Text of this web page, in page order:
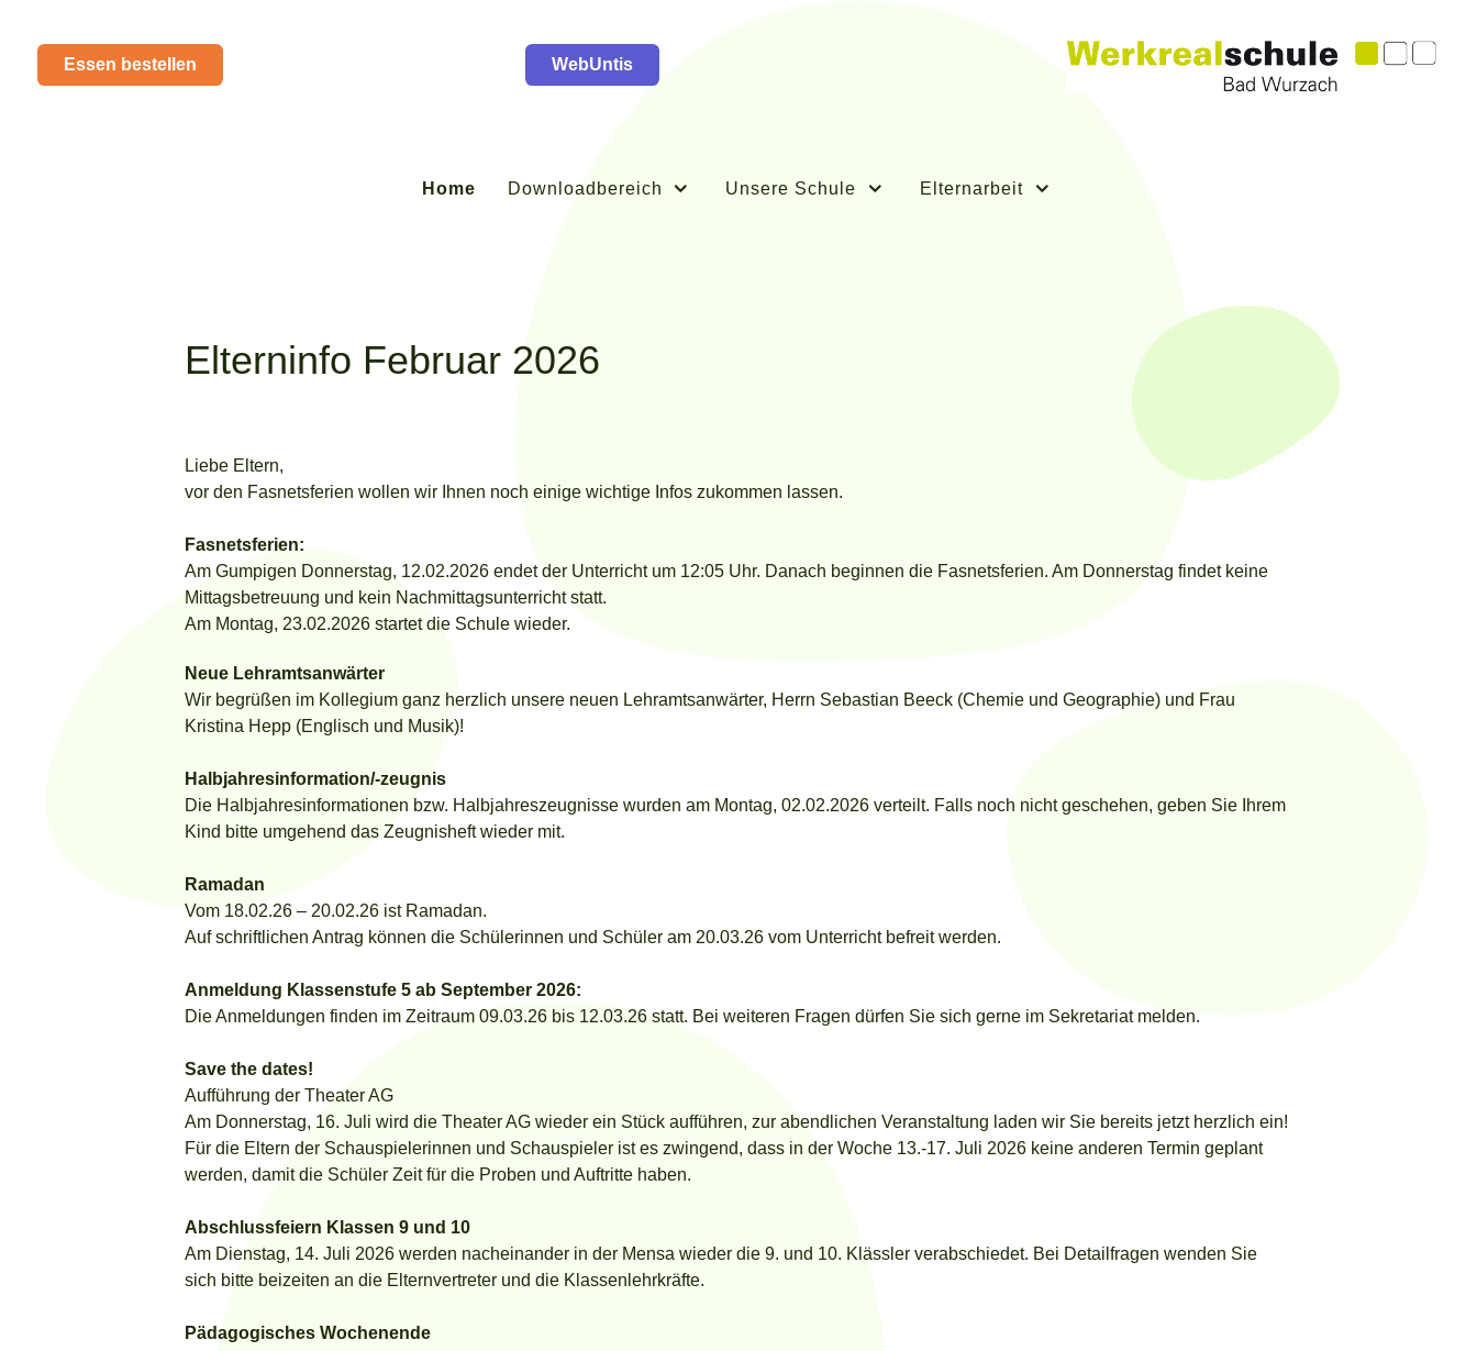
Essen bestellen WebUntis
Home Downloadbereich Unsere Schule Elternarbeit
Elterninfo Februar 2026
Liebe Eltern,
vor den Fasnetsferien wollen wir Ihnen noch einige wichtige Infos zukommen lassen.
Fasnetsferien:
Am Gumpigen Donnerstag, 12.02.2026 endet der Unterricht um 12:05 Uhr. Danach beginnen die Fasnetsferien. Am Donnerstag findet keine
Mittagsbetreuung und kein Nachmittagsunterricht statt.
Am Montag, 23.02.2026 startet die Schule wieder.
Neue Lehramtsanwärter
Wir begrüßen im Kollegium ganz herzlich unsere neuen Lehramtsanwärter, Herrn Sebastian Beeck (Chemie und Geographie) und Frau
Kristina Hepp (Englisch und Musik)!
Halbjahresinformation/-zeugnis
Die Halbjahresinformationen bzw. Halbjahreszeugnisse wurden am Montag, 02.02.2026 verteilt. Falls noch nicht geschehen, geben Sie Ihrem
Kind bitte umgehend das Zeugnisheft wieder mit.
Ramadan
Vom 18.02.26 – 20.02.26 ist Ramadan.
Auf schriftlichen Antrag können die Schülerinnen und Schüler am 20.03.26 vom Unterricht befreit werden.
Anmeldung Klassenstufe 5 ab September 2026:
Die Anmeldungen finden im Zeitraum 09.03.26 bis 12.03.26 statt. Bei weiteren Fragen dürfen Sie sich gerne im Sekretariat melden.
Save the dates!
Aufführung der Theater AG
Am Donnerstag, 16. Juli wird die Theater AG wieder ein Stück aufführen, zur abendlichen Veranstaltung laden wir Sie bereits jetzt herzlich ein!
Für die Eltern der Schauspielerinnen und Schauspieler ist es zwingend, dass in der Woche 13.-17. Juli 2026 keine anderen Termin geplant
werden, damit die Schüler Zeit für die Proben und Auftritte haben.
Abschlussfeiern Klassen 9 und 10
Am Dienstag, 14. Juli 2026 werden nacheinander in der Mensa wieder die 9. und 10. Klässler verabschiedet. Bei Detailfragen wenden Sie
sich bitte beizeiten an die Elternvertreter und die Klassenlehrkräfte.
Pädagogisches Wochenende